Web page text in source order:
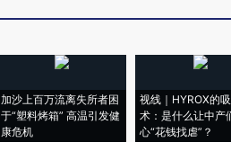
加沙上百万流离失所者困
于“塑料烤箱” 高温引发健
康危机
视线｜HYROX的
术：是什么让中产
心“花钱找虐”？